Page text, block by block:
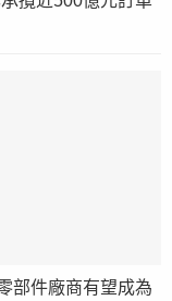
部件廠商有望成為